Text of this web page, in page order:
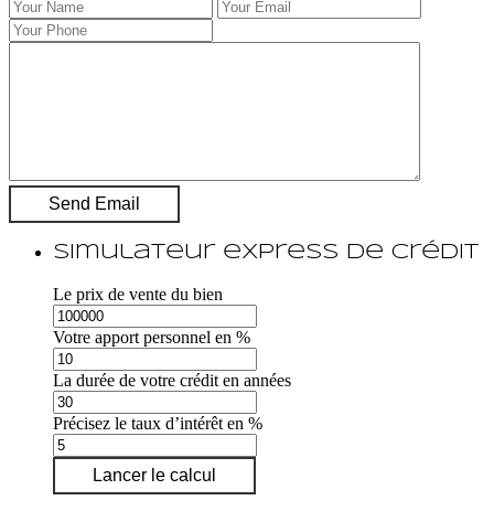
Simulateur express de crédit
Le prix de vente du bien
Votre apport personnel en %
La durée de votre crédit en années
Précisez le taux d’intérêt en %
Lancer le calcul